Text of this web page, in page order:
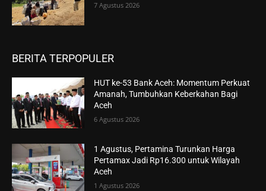
7 Agustus 2026
BERITA TERPOPULER
HUT ke-53 Bank Aceh: Momentum Perkuat
Amanah, Tumbuhkan Keberkahan Bagi
Aceh
6 Agustus 2026
1 Agustus, Pertamina Turunkan Harga
Pertamax Jadi Rp16.300 untuk Wilayah
Aceh
1 Agustus 2026